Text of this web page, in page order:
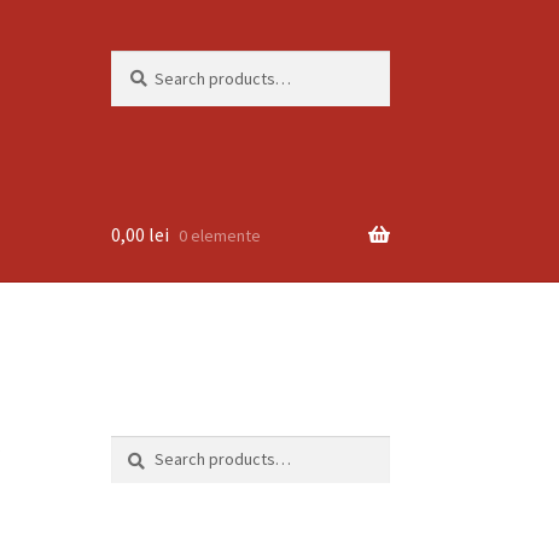
for:
0,00 lei 0 elemente
Search
Search